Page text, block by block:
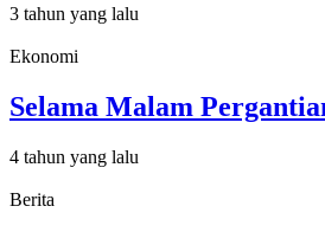
3 tahun yang lalu
Ekonomi
Selama Malam
4 tahun yang lalu
Berita